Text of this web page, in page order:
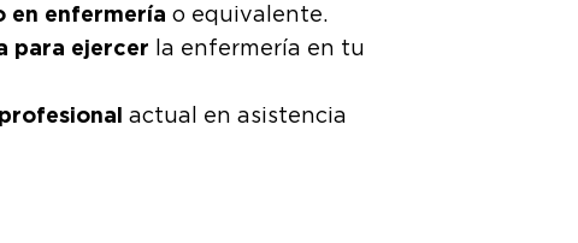
en enfermería o equivalente.
para ejercer la enfermería en tu
actual en asistencia